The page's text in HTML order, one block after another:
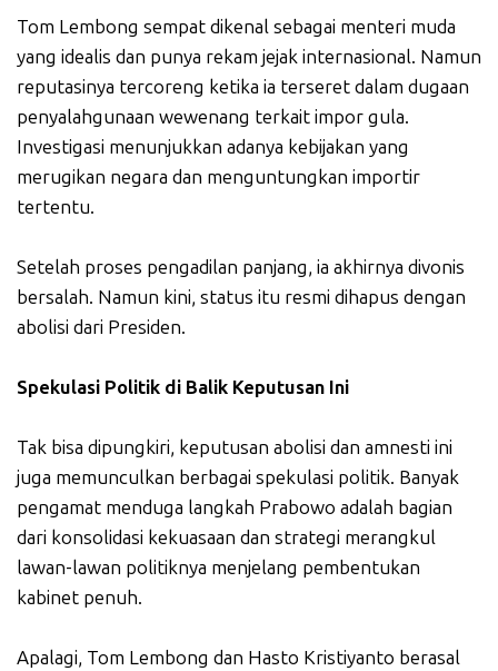
Tom Lembong sempat dikenal sebagai menteri muda
yang idealis dan punya rekam jejak internasional. Namun
reputasinya tercoreng ketika ia terseret dalam dugaan
penyalahgunaan wewenang terkait impor gula.
Investigasi menunjukkan adanya kebijakan yang
merugikan negara dan menguntungkan importir
tertentu.
Setelah proses pengadilan panjang, ia akhirnya divonis
bersalah. Namun kini, status itu resmi dihapus dengan
abolisi dari Presiden.
Spekulasi Politik di Balik Keputusan Ini
Tak bisa dipungkiri, keputusan abolisi dan amnesti ini
juga memunculkan berbagai spekulasi politik. Banyak
pengamat menduga langkah Prabowo adalah bagian
dari konsolidasi kekuasaan dan strategi merangkul
lawan-lawan politiknya menjelang pembentukan
kabinet penuh.
Apalagi, Tom Lembong dan Hasto Kristiyanto berasal